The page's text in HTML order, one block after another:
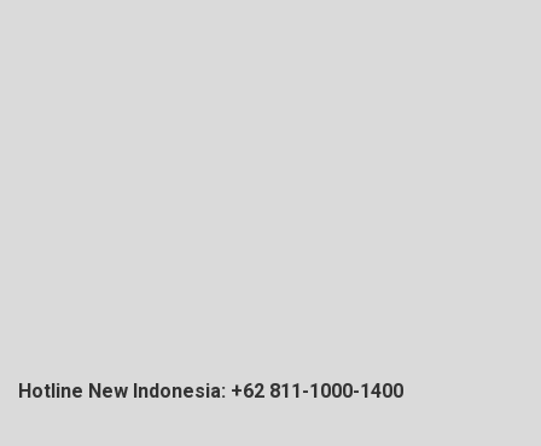
Hotline New Indonesia: +62 811-1000-1400